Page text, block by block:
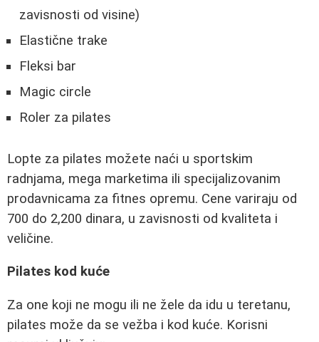
zavisnosti od visine)
Elastične trake
Fleksi bar
Magic circle
Roler za pilates
Lopte za pilates možete naći u sportskim
radnjama, mega marketima ili specijalizovanim
prodavnicama za fitnes opremu. Cene variraju od
700 do 2,200 dinara, u zavisnosti od kvaliteta i
veličine.
Pilates kod kuće
Za one koji ne mogu ili ne žele da idu u teretanu,
pilates može da se vežba i kod kuće. Korisni